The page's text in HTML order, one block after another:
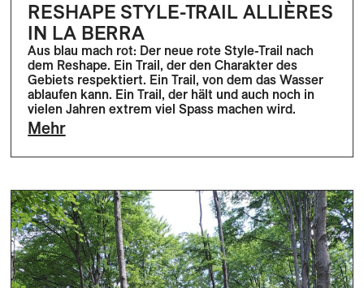
RESHAPE STYLE-TRAIL ALLIÈRES
IN LA BERRA
Aus blau mach rot: Der neue rote Style-Trail nach
dem Reshape. Ein Trail, der den Charakter des
Gebiets respektiert. Ein Trail, von dem das Wasser
ablaufen kann. Ein Trail, der hält und auch noch in
vielen Jahren extrem viel Spass machen wird.
Mehr